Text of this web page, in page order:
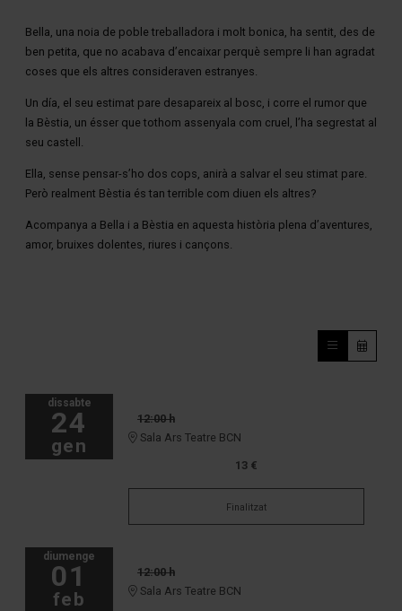
Bella, una noia de poble treballadora i molt bonica, ha sentit, des de
ben petita, que no acabava d’encaixar perquè sempre li han agradat
coses que els altres consideraven estranyes.
Un día, el seu estimat pare desapareix al bosc, i corre el rumor que
la Bèstia, un ésser que tothom assenyala com cruel, l’ha segrestat al
seu castell.
Ella, sense pensar-s’ho dos cops, anirà a salvar el seu stimat pare.
Però realment Bèstia és tan terrible com diuen els altres?
Acompanya a Bella i a Bèstia en aquesta història plena d’aventures,
amor, bruixes dolentes, riures i cançons.
dissabte
24
gen
12:00 h
Sala Ars Teatre BCN
13 €
Finalitzat
diumenge
01
feb
12:00 h
Sala Ars Teatre BCN